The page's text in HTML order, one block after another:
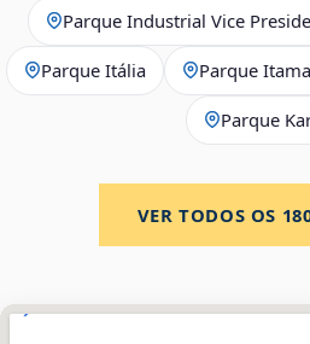
Parque Industrial Vice
Parque Itália Parque
Parque
VER TODOS OS